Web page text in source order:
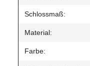
Schlossmaß:
Material:
Farbe: